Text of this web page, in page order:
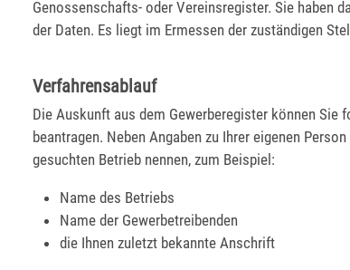
Genossenschafts- oder Vereinsregister. Sie haben
der Daten. Es liegt im Ermessen der zuständigen
Verfahrensablauf
Die Auskunft aus dem Gewerberegister können Sie
beantragen. Neben Angaben zu Ihrer eigenen
gesuchten Betrieb nennen, zum Beispiel:
Name des Betriebs
Name der Gewerbetreibenden
die Ihnen zuletzt bekannte Anschrift